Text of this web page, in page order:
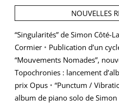
NOUVELLES
“Singularités” de Simon Côté-
Cormier • Publication d’un
“Mouvements Nomades”,
Topochronies : lancement
prix Opus • “Punctum /
album de piano solo de Simon